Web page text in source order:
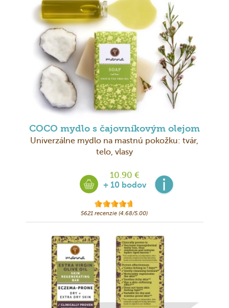
COCO mydlo s čajovníkovým olejom
Univerzálne mydlo na mastnú pokožku: tvár,
telo, vlasy
10.90 €
+ 10 bodov
5621 recenzie (4.68/5.00)